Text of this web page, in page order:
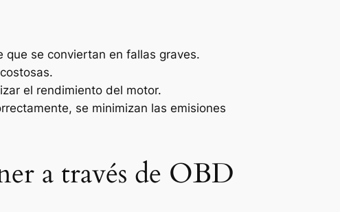
se conviertan en fallas graves.
el rendimiento del motor.
se minimizan las emisiones
a través de OBD